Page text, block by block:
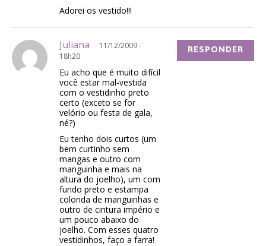
Adorei os vestido!!!
Juliana
11/12/2009 -
18h20
Eu acho que é muito difícil
você estar mal-vestida
com o vestidinho preto
certo (exceto se for
velório ou festa de gala,
né?)
Eu tenho dois curtos (um
bem curtinho sem
mangas e outro com
manguinha e mais na
altura do joelho), um com
fundo preto e estampa
colorida de manguinhas e
outro de cintura império e
um pouco abaixo do
joelho. Com esses quatro
vestidinhos, faço a farra!
RESPONDER